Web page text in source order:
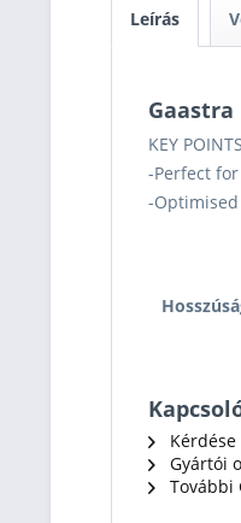
Leírás
Gaastra
KEY
-Perfect
-
Gyártói
További